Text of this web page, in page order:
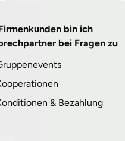
bin ich
bei Fragen zu
& Bezahlung